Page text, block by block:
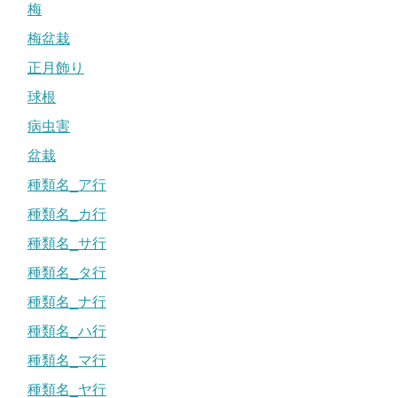
梅
梅盆栽
正月飾り
球根
病虫害
盆栽
種類名_ア行
種類名_カ行
種類名_サ行
種類名_タ行
種類名_ナ行
種類名_ハ行
種類名_マ行
種類名_ヤ行